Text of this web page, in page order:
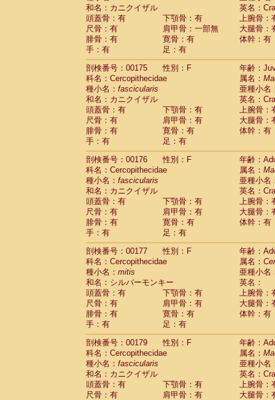
和名：カニクイザル
英名：
頭蓋骨：有
下顎骨：有
上腕骨：
尺骨：有
肩甲骨：一部無
大腿骨：
腓骨：有
寛骨：有
体幹：有
手：有
足：有
剖検番号：00175
性別：F
年齢：
科名：Cercopithecidae
属名：
種小名： fascicularis
亜種小名
和名：カニクイザル
英名：
頭蓋骨：有
下顎骨：有
上腕骨：
尺骨：有
肩甲骨：有
大腿骨：
腓骨：有
寛骨：有
体幹：有
手：有
足：有
剖検番号：00176
性別：F
年齢：
科名：Cercopithecidae
属名：
種小名： fascicularis
亜種小名
和名：カニクイザル
英名：
頭蓋骨：有
下顎骨：有
上腕骨：
尺骨：有
肩甲骨：有
大腿骨：
腓骨：有
寛骨：有
体幹：有
手：有
足：有
剖検番号：00177
性別：F
年齢：
科名：Cercopithecidae
属名：
種小名： mitis
亜種小名
和名：シルバーモンキー
英名：
頭蓋骨：有
下顎骨：有
上腕骨：
尺骨：有
肩甲骨：有
大腿骨：
腓骨：有
寛骨：有
体幹：有
手：有
足：有
剖検番号：00179
性別：F
年齢：
科名：Cercopithecidae
属名：
種小名： fascicularis
亜種小名
和名：カニクイザル
英名：
頭蓋骨：有
下顎骨：有
上腕骨：
尺骨：有
肩甲骨：有
大腿骨：